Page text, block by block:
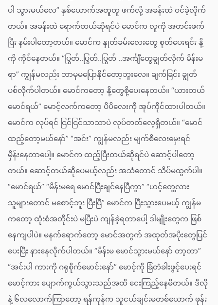
ပါ သွားမယ်လေ” နှစ်ယောက်အတူတူ ဖက်လို့ အခန်းထဲ ဝင်ခဲ့လိုက်
တယ်။ အခန်းထဲ ရောက်တယ်ဆိုရင်ပဲ မောင်က လူကို အတင်းဖက်
ပြီး နမ်းပါတော့တယ်။ မောင်က နှုတ်ခမ်းလေးတွေ စုတ်ပေးရင်း နို့
ကို ကိုင်နေတယ်။ “ပြွတ်..ပြွတ်..ပြွတ် ..အင်္ကျီတွေချွတ်လိုက် မိန်းမ
ရာ” ကျွန်မလည်း ဘာမှမပြောနိုင်တော့ဘူးလေ။ ချက်ခြင်း ချွတ်
ပစ်လိုက်ပါတယ်။ မောင်ကတော့ နို့တွေစို့ပေးနေတယ်။ “ယားတယ်
မောင်ရယ်” မောင့်လက်ကတော့ ပိပိလေးကို အုပ်ကိုင်ထားပါတယ်။
မောင်က လုပ်ရင် ငြင်ငြင်သာသာပဲ လုပ်တတ်လေ့ရှိတယ်။ “မောင်
ထည့်တော့မယ်နော်” “အင်း” ကျွန်မလည်း မျက်စိလေးမှေးရင်
မှိန်းနေတာပေါ့။ မောင်က ထည့်ပြီးတယ်ဆိုရင်ပဲ ဆောင့်ပါတော့
တယ်။ ဆောင့်တယ်ဆိုပေမယ့်လည်း အသံတောင် သိပ်မထွက်ပါ။
“မောင်ရယ်” “မိန်းမရေ မောင်ပြီးချင်နေပြီကွာ” “ဟင့်တွေ့လား
သူများတောင် မစောင့်ဘူး ပြီးပြီ” မောင်က ပြီးသွားပေမယ့် ကျွန်မ
ကတော့ ထုံးစံအတိုင်းပဲ မပြီးပဲ ကျန်ခဲ့ရတာပေါ့ ဒါမျိုးတွေက ဖြစ်
နေကျပါပဲ။ မနက်ရောက်တော့ မောင်အတွက် အထုတ်အပိုးတွေပြင်
ပေးပြီး နားနေလိုက်ပါတယ်။ “မိန်းမ မောင်သွားမယ်နော် တာ့တာ”
“အင်းပါ ကားကို ဂရုစိုက်မောင်းနော်” မောင့်ကို ခြံတံခါးဖွင့်ပေးရင်
မောင့်ကား ပျောက်ကွယ်သွားသည်အထိ ငေးကြည့်နေမိတယ်။ ဒီလို
နဲ့ ၆လ‌လောက်ကြာတော့ ရန်ကုန်က သူငယ်ချင်းမတစ်ယောက် ဖုန်း